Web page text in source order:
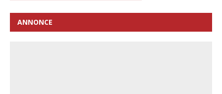
ANNONCE